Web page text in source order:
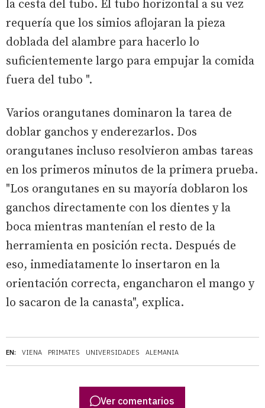
EN: VIENA PRIMATES UNIVERSIDADES ALEMANIA
la cesta del tubo. El tubo horizontal a su vez
requería que los simios aflojaran la pieza
doblada del alambre para hacerlo lo
suficientemente largo para empujar la comida
fuera del tubo ".
Varios orangutanes dominaron la tarea de
doblar ganchos y enderezarlos. Dos
orangutanes incluso resolvieron ambas tareas
en los primeros minutos de la primera prueba.
"Los orangutanes en su mayoría doblaron los
ganchos directamente con los dientes y la
boca mientras mantenían el resto de la
herramienta en posición recta. Después de
eso, inmediatamente lo insertaron en la
orientación correcta, engancharon el mango y
lo sacaron de la canasta", explica.
Ver comentarios